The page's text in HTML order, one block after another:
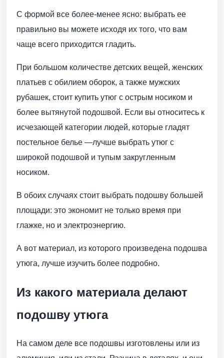
С формой все более-менее ясно: выбрать ее
правильно вы можете исходя их того, что вам
чаще всего приходится гладить.
При большом количестве детских вещей, женских
платьев с обилием оборок, а также мужских
рубашек, стоит купить утюг с острым носиком и
более вытянутой подошвой. Если вы относитесь к
исчезающей категории людей, которые гладят
постельное белье —лучше выбрать утюг с
широкой подошвой и тупым закругленным
носиком.
В обоих случаях стоит выбрать подошву большей
площади: это экономит не только время при
глажке, но и электроэнергию.
А вот материал, из которого произведена подошва
утюга, лучше изучить более подробно.
Из какого материала делают
подошву утюга
На самом деле все подошвы изготовлены или из